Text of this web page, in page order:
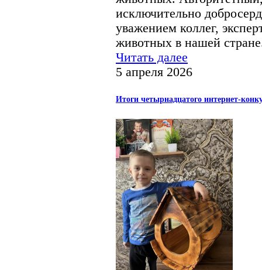
исключительно
уважением коллег,
животных в нашей
Читать далее
5 апреля 2026
Итоги четырнадцатого интернет-